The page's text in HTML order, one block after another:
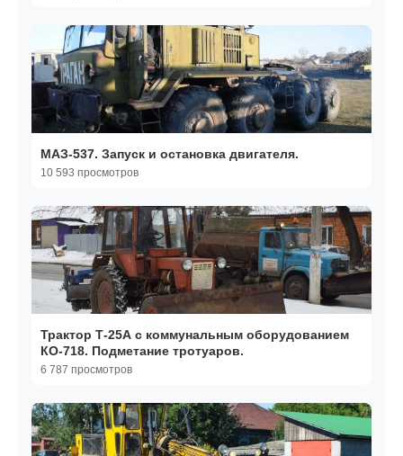
МАЗ-537. Запуск и остановка двигателя.
10 593 просмотров
Трактор Т-25А с коммунальным оборудованием
КО-718. Подметание тротуаров.
6 787 просмотров